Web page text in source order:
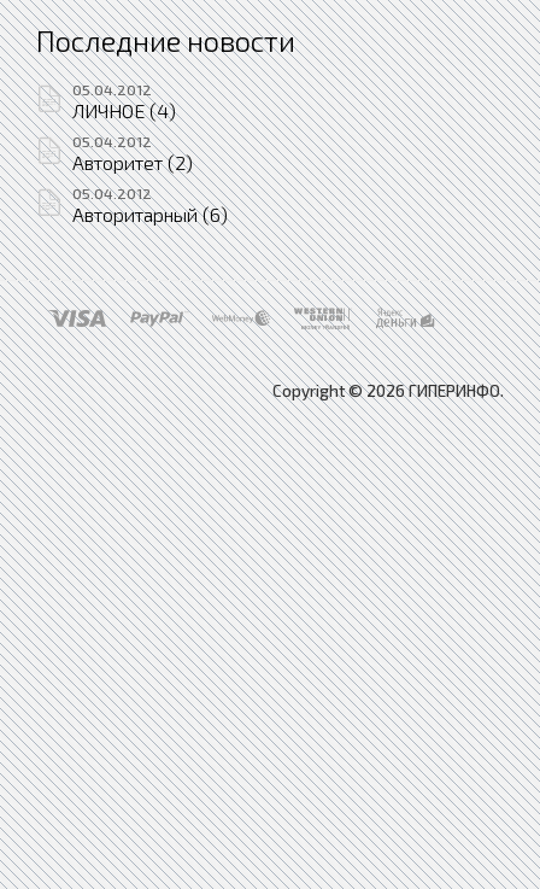
Последние новости
05.04.2012
ЛИЧНОЕ (4)
05.04.2012
Авторитет (2)
05.04.2012
Авторитарный (6)
Copyright © 2026 ГИПЕРИНФО.